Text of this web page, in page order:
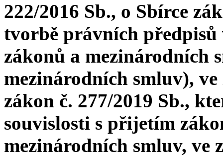
222/2016 Sb., o Sbírce
tvorbě právních předpisů
zákonů a mezinárodních
mezinárodních smluv),
zákon č. 277/2019 Sb.,
souvislosti s přijetím
mezinárodních smluv, ve